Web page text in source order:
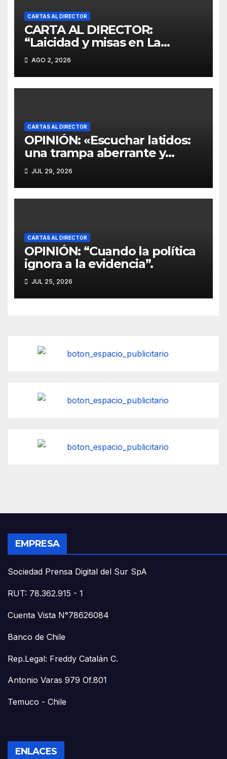
CARTAS AL DIRECTOR
CARTA AL DIRECTOR:
“Laicidad y misas en La
Moneda”
AGO 2, 2026
CARTAS AL DIRECTOR
OPINIÓN: «Escuchar latidos:
una trampa aberrante y
escandalosamente cruel»
JUL 29, 2026
CARTAS AL DIRECTOR
OPINIÓN: “Cuando la política
ignora a la evidencia”.
JUL 25, 2026
EMPRESA
Sociedad Prensa Digital del Sur SpA
RUT: 78.362.915 - 1
Cuenta Vista N°78626084
Banco de Chile
Rep.Legal: Freddy Catalán C.
Antonio Varas 979 Of.801
Temuco - Chile
ENLACES